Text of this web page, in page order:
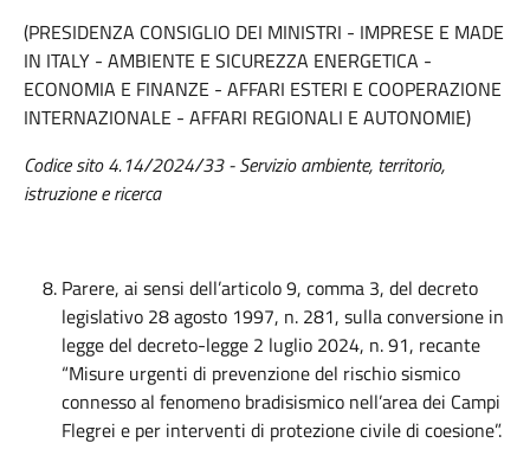
(PRESIDENZA CONSIGLIO DEI MINISTRI - IMPRESE E MADE
IN ITALY - AMBIENTE E SICUREZZA ENERGETICA -
ECONOMIA E FINANZE - AFFARI ESTERI E COOPERAZIONE
INTERNAZIONALE - AFFARI REGIONALI E AUTONOMIE)
Codice sito 4.14/2024/33 - Servizio ambiente, territorio,
istruzione e ricerca
Parere, ai sensi dell’articolo 9, comma 3, del decreto
legislativo 28 agosto 1997, n. 281, sulla conversione in
legge del decreto-legge 2 luglio 2024, n. 91, recante
“Misure urgenti di prevenzione del rischio sismico
connesso al fenomeno bradisismico nell’area dei Campi
Flegrei e per interventi di protezione civile di coesione”.